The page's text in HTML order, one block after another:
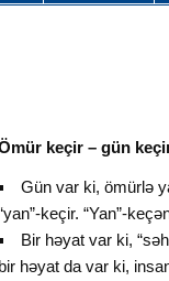
keçir – gün
Gün var ki, ömürlə
keçir. “Yan”-
Bir həyat var ki,
bir həyat da var ki,